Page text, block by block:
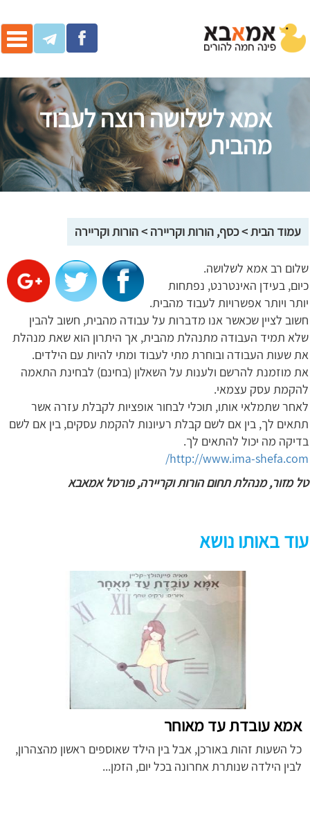
אמא לשלושה רוצה לעבוד
מהבית
עמוד הבית>כסף, הורות וקריירה >הורות וקריירה
שלום רב אמא לשלושה.
כיום, בעידן האינטרנט, נפתחות
יותר ויותר אפשרויות לעבוד מהבית.
חשוב לציין שכאשר אנו מדברות על עבודה מהבית, חשוב להבין
שלא תמיד העבודה מתנהלת מהבית, אך היתרון הוא שאת מנהלת
את שעות העבודה ובוחרת מתי לעבוד ומתי להיות עם הילדים.
את מוזמנת להרשם ולענות על השאלון (בחינם) לבחינת התאמה
להקמת עסק עצמאי.
לאחר שתמלאי אותו, תוכלי לבחור אופציות לקבלת עזרה אשר
תתאים לך, בין אם לשם קבלת רעיונות להקמת עסקים, בין אם לשם
בדיקה מה יכול להתאים לך.
http://www.ima-shefa.com/
טל מזור, מנהלת תחום הורות וקריירה, פורטל אמאבא
עוד באותו נושא
אמא עובדת עד מאוחר
כל השעות זהות באורכן, אבל בין הילד שאוספים ראשון מהצהרון,
לבין הילדה שנותרת אחרונה בכל יום, הזמן...